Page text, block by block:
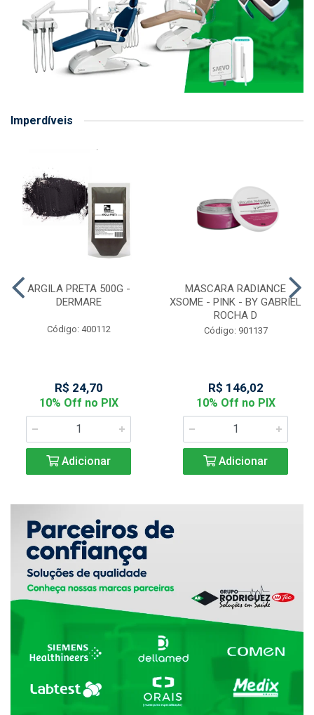
Imperdíveis
ARGILA PRETA 500G -
DERMARE
Código: 400112
R$ 24,70
10% Off no PIX
Adicionar
MASCARA RADIANCE
XSOME - PINK - BY GABRIEL
ROCHA D
Código: 901137
R$ 146,02
10% Off no PIX
Adicionar